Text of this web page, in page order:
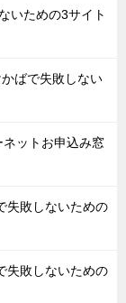
いための3サイト
ばで失敗しない
ネットお申込み窓
失敗しないための
失敗しないための